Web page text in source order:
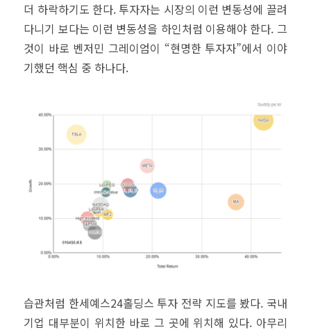
더 하락하기도 한다. 투자자는 시장의 이런 변동성에 끌려
다니기 보다는 이런 변동성을 하인처럼 이용해야 한다. 그
것이 바로 벤저민 그레이엄이 “현명한 투자자”에서 이야
기했던 핵심 중 하나다.
습관처럼 한세예스24홀딩스 투자 전략 지도를 봤다. 국내
기업 대부분이 위치한 바로 그 곳에 위치해 있다. 아무리